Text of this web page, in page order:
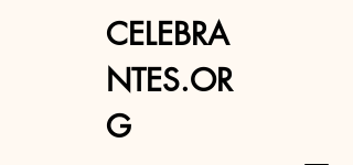
CELEBRA
NTES.OR
G